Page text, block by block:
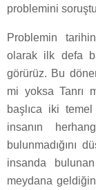
problemini
Problemin
olarak ilk defa
görürüz. Bu
mi yoksa Tanrı
başlıca iki temel
insanın
bulunmadığını
insanda
meydana